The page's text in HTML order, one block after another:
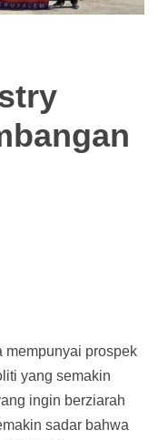
mempunyai prospek
yang semakin
ingin berziarah
sadar bahwa